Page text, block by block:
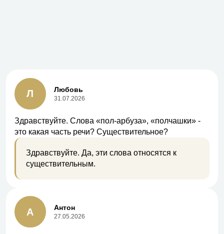
Л Любовь
31.07.2026
Здравствуйте. Слова «пол-арбуза», «полчашки» -
это какая часть речи? Существительное?
Здравствуйте. Да, эти слова относятся к
существительным.
А Антон
27.05.2026